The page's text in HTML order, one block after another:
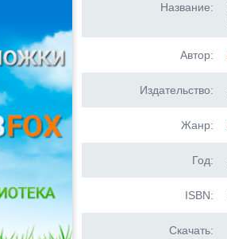
Название:
Автор:
Издательство:
Жанр:
Год:
ISBN:
Скачать: